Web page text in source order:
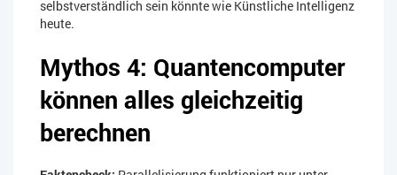
selbstverständlich sein könnte wie Künstliche Intelligenz
heute.
Mythos 4: Quantencomputer
können alles gleichzeitig
berechnen